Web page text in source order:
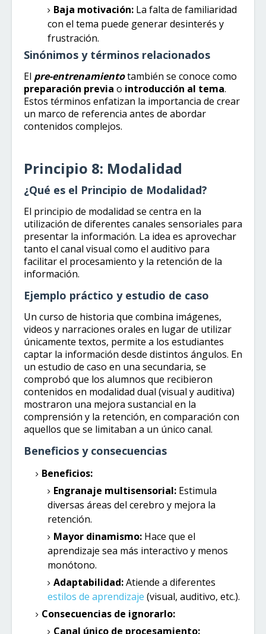
Baja motivación: La falta de familiaridad
con el tema puede generar desinterés y
frustración.
Sinónimos y términos relacionados
El pre-entrenamientotambién se conoce como
preparación previa o introducción al tema.
Estos términos enfatizan la importancia de crear
un marco de referencia antes de abordar
contenidos complejos.
Principio 8: Modalidad
¿Qué es el Principio de Modalidad?
El principio de modalidad se centra en la
utilización de diferentes canales sensoriales para
presentar la información. La idea es aprovechar
tanto el canal visual como el auditivo para
facilitar el procesamiento y la retención de la
información.
Ejemplo práctico y estudio de caso
Un curso de historia que combina imágenes,
videos y narraciones orales en lugar de utilizar
únicamente textos, permite a los estudiantes
captar la información desde distintos ángulos. En
un estudio de caso en una secundaria, se
comprobó que los alumnos que recibieron
contenidos en modalidad dual (visual y auditiva)
mostraron una mejora sustancial en la
comprensión y la retención, en comparación con
aquellos que se limitaban a un único canal.
Beneficios y consecuencias
Beneficios:
Engranaje multisensorial: Estimula
diversas áreas del cerebro y mejora la
retención.
Mayor dinamismo: Hace que el
aprendizaje sea más interactivo y menos
monótono.
Adaptabilidad:Atiende a diferentes
estilos de aprendizaje (visual, auditivo, etc.).
Consecuencias de ignorarlo:
Canal único de procesamiento: